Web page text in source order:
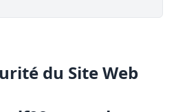
du Site Web